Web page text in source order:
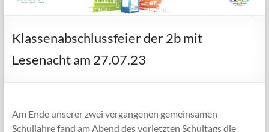
Klassenabschlussfeier der 2b mit
Lesenacht am 27.07.23
Am Ende unserer zwei vergangenen gemeinsamen
Schuljahre fand am Abend des vorletzten Schultags die